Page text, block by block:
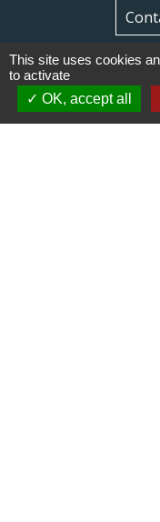
This site uses cookies
to activate
OK, accept all